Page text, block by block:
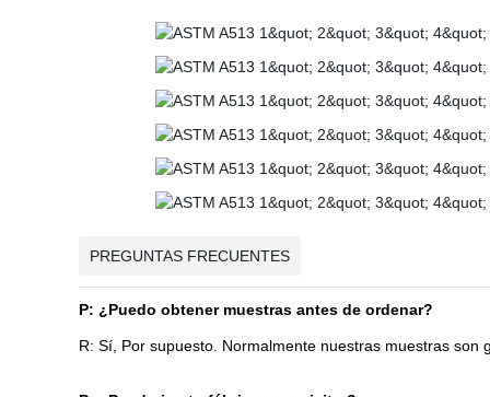
PREGUNTAS FRECUENTES
P: ¿Puedo obtener muestras antes de ordenar?
R: Sí, Por supuesto. Normalmente nuestras muestras